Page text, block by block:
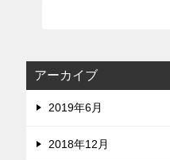
アーカイブ
2019年6月
2018年12月